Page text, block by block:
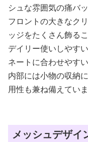
シュな雰囲気の痛バッ
フロントの大きなク
ッジをたくさん飾る
デイリー使いしやす
ネートに合わせやす
内部には小物の収納
用性も兼ね備えていま
メッシュデザイ